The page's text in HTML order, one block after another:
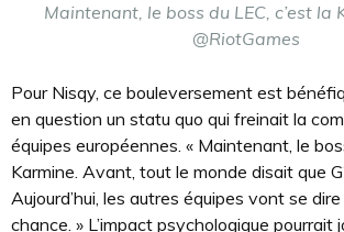
Maintenant, le boss du LEC, c’est la
@RiotGames
Pour Nisqy, ce bouleversement est
en question un statu quo qui freinait la
équipes européennes. « Maintenant, le
Karmine. Avant, tout le monde disait que
Aujourd’hui, les autres équipes vont se dire
chance. » L’impact psychologique pourrait